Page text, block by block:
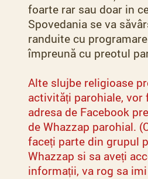
foarte rar sau doar in
Spovedania se va
randuite cu
împreună cu preotul
Alte slujbe religioase
activități parohiale, vor
adresa de Facebook
de Whazzap parohial.
faceți parte din grupul
Whazzap si sa aveți
informații, va rog sa